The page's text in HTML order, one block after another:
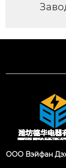
ООО Вэйфан